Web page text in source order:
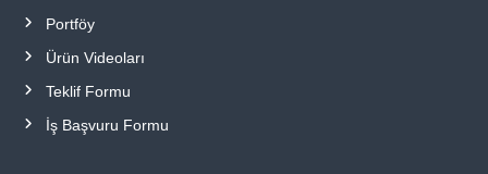
Portföy
Ürün Videoları
Teklif Formu
İş Başvuru Formu